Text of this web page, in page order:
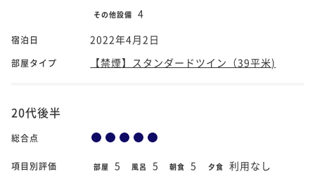
その他設備 4
宿泊日 2022年4月2日
部屋タイプ 【禁煙】スタンダードツイン（39平米)
20代後半
総合点
項目別評価 部屋 5 風呂 5 朝食 5 夕食 利用なし